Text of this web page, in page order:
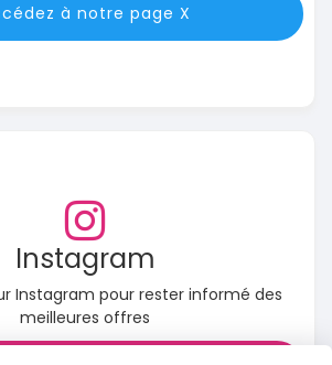
à notre page X
Instagram
Instagram pour rester informé des
meilleures offres